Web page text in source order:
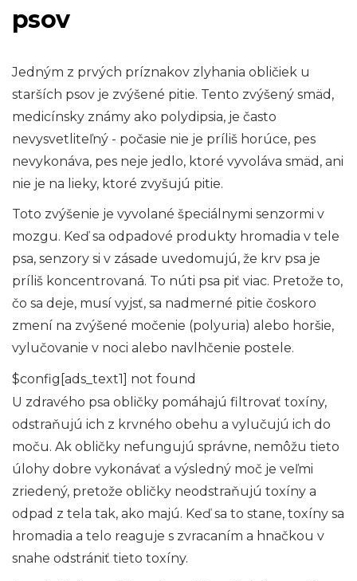
psov
Jedným z prvých príznakov zlyhania obličiek u
starších psov je zvýšené pitie. Tento zvýšený smäd,
medicínsky známy ako polydipsia, je často
nevysvetliteľný - počasie nie je príliš horúce, pes
nevykonáva, pes neje jedlo, ktoré vyvoláva smäd, ani
nie je na lieky, ktoré zvyšujú pitie.
Toto zvýšenie je vyvolané špeciálnymi senzormi v
mozgu. Keď sa odpadové produkty hromadia v tele
psa, senzory si v zásade uvedomujú, že krv psa je
príliš koncentrovaná. To núti psa piť viac. Pretože to,
čo sa deje, musí vyjsť, sa nadmerné pitie čoskoro
zmení na zvýšené močenie (polyuria) alebo horšie,
vylučovanie v noci alebo navlhčenie postele.
$config[ads_text1] not found
U zdravého psa obličky pomáhajú filtrovať toxíny,
odstraňujú ich z krvného obehu a vylučujú ich do
moču. Ak obličky nefungujú správne, nemôžu tieto
úlohy dobre vykonávať a výsledný moč je veľmi
zriedený, pretože obličky neodstraňujú toxíny a
odpad z tela tak, ako majú. Keď sa to stane, toxíny sa
hromadia a telo reaguje s zvracaním a hnačkou v
snahe odstrániť tieto toxíny.